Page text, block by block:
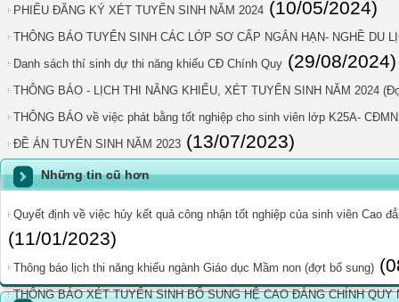
PHIẾU ĐĂNG KÝ XÉT TUYỂN SINH NĂM 2024 (10/05/2024)
THÔNG BÁO TUYỂN SINH CÁC LỚP SƠ CẤP NGẮN HẠN- NGHỀ DU
Danh sách thí sinh dự thi năng khiếu CĐ Chính Quy (29/08/2024)
THÔNG BÁO - LỊCH THI NĂNG KHIẾU, XÉT TUYỂN SINH NĂM 2024
THÔNG BÁO về việc phát bằng tốt nghiệp cho sinh viên lớp K25A-
ĐỀ ÁN TUYỂN SINH NĂM 2023 (13/07/2023)
Những tin cũ hơn
Quyết định về việc hủy kết quả công nhận tốt nghiệp của sinh viên Cao
(11/01/2023)
Thông báo lịch thi năng khiếu ngành Giáo dục Mầm non (đợt bổ sung)
THÔNG BÁO XÉT TUYỂN SINH BỔ SUNG HỆ CAO ĐẲNG CHÍNH QUY